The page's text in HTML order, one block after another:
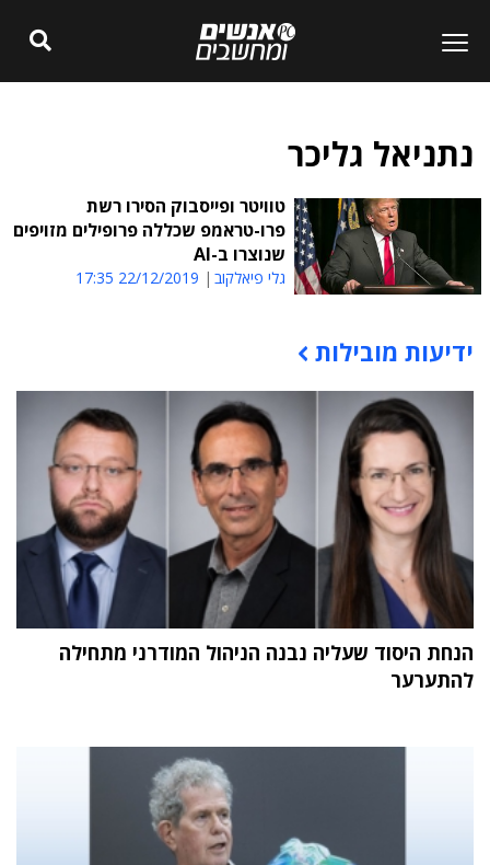
נתניאל גליכר
טוויטר ופייסבוק הסירו רשת
פרו-טראמפ שכללה פרופילים מזויפים
שנוצרו ב-AI
גלי פיאלקוב 22/12/2019 17:35
תוכן פרסומי
ידיעות מובילות
הנחת היסוד שעליה נבנה הניהול המודרני מתחילה
להתערער